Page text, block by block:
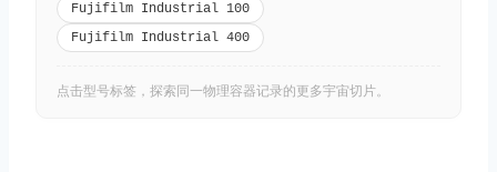
Fujifilm Industrial 100
Fujifilm Industrial 400
点击型号标签，探索同一物理容器记录的更多宇宙切片。